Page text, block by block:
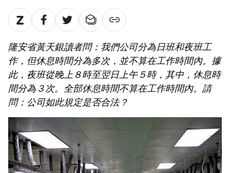
隆安省黃天銀讀者問：我們公司分為日班和夜班工
作，但休息時間分為多次，並不算在工作時間內。據
此，夜班從晚上８時至翌日上午５時，其中，休息時
間分為３次。全部休息時間不算在工作時間內。請
問：公司如此規定是否合法？